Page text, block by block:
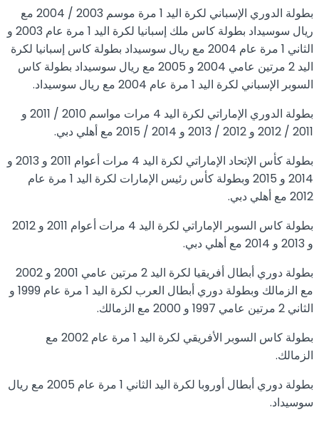
بطولة الدوري الإسباني لكرة اليد 1 مرة موسم 2003 / 2004 مع
ريال سوسيداد بطولة كاس ملك إسبانيا لكرة اليد 1 مرة عام 2003 و
الثاني 1 مرة عام 2004 مع ريال سوسيداد بطولة كاس إسبانيا لكرة
اليد 2 مرتين عامي 2004 و 2005 مع ريال سوسيداد بطولة كاس
السوبر الإسباني لكرة اليد 1 مرة عام 2004 مع ريال سوسيداد.
بطولة الدوري الإماراتي لكرة اليد 4 مرات مواسم 2010 / 2011 و
2011 / 2012 و 2012 / 2013 و 2014 / 2015 مع أهلي دبي.
بطولة كأس الإتحاد الإماراتي لكرة اليد 4 مرات أعوام 2011 و 2013 و
2014 و 2015 وبطولة كأس رئيس الإمارات لكرة اليد 1 مرة عام
2012 مع أهلي دبي.
بطولة كاس السوبر الإماراتي لكرة اليد 4 مرات أعوام 2011 و 2012
و 2013 و 2014 مع أهلي دبي.
بطولة دوري أبطال أفريقيا لكرة اليد 2 مرتين عامي 2001 و 2002
مع الزمالك وبطولة دوري أبطال العرب لكرة اليد 1 مرة عام 1999 و
الثاني 2 مرتين عامي 1997 و 2000 مع الزمالك.
بطولة كاس السوبر الأفريقي لكرة اليد 1 مرة عام 2002 مع
الزمالك.
بطولة دوري أبطال أوروبا لكرة اليد الثاني 1 مرة عام 2005 مع ريال
سوسيداد.